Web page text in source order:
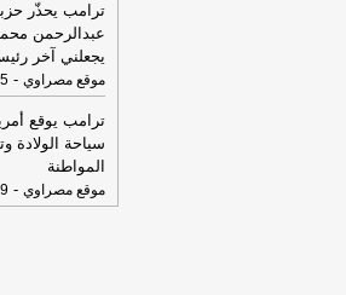
تفاصيل حملة
مخاطر السوشيال
16:46
وزير
لإيران اتخاذ
استخدام الشحن
الثوري - لبنانون 24
09:31
عناوين
الأربعاء 29-07-2026
ترامب يحذّر
عبدالرحمن
يجعلني آخر
موقع مصراوي -
ترامب يوقع
سياحة الولادة
المواطنة
موقع مصراوي -